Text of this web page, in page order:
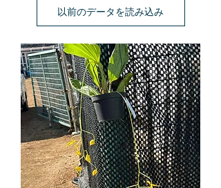
以前のデータを読み込み